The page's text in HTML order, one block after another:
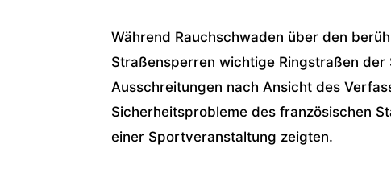
Während Rauchschwaden über den
Straßensperren wichtige Ringstraßen
Ausschreitungen nach Ansicht des
Sicherheitsprobleme des französischen
einer Sportveranstaltung zeigten.